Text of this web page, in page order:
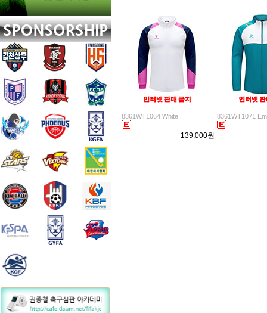
8361WT1064 White
139,000원
8361WT1071